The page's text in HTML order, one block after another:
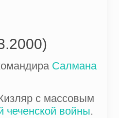
Салмана
с массовым
чеченской войны.